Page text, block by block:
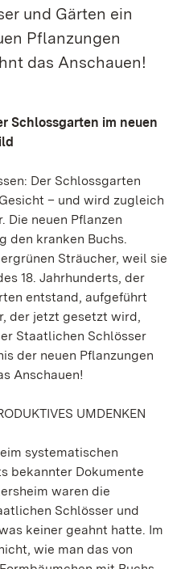
und Gärten ein
Pflanzungen
das Anschauen!
Schlossgarten im neuen
Der Schlossgarten
– und wird zugleich
Die neuen Pflanzen
den kranken Buchs.
Sträucher, weil sie
18. Jahrhunderts, der
entstand, aufgeführt
der jetzt gesetzt wird,
Staatlichen Schlösser
der neuen Pflanzungen
Anschauen!
UMDENKEN
systematischen
bekannter Dokumente
waren die
Schlösser und
keiner geahnt hatte. Im
wie man das von